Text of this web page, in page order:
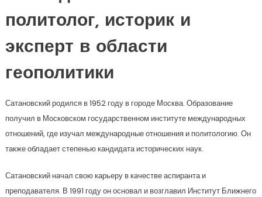
политолог, историк и
эксперт в области
геополитики
Сатановский родился в 1952 году в городе Москва. Образование
получил в Московском государственном институте международных
отношений, где изучал международные отношения и политологию. Он
также обладает степенью кандидата исторических наук.
Сатановский начал свою карьеру в качестве аспиранта и
преподавателя. В 1991 году он основал и возглавил Институт Ближнего